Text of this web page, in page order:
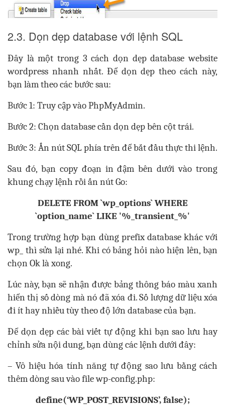
2.3. Dọn dẹp database với lệnh SQL
Đây là một trong 3 cách dọn dẹp database website
wordpress nhanh nhất. Để dọn dẹp theo cách này,
bạn làm theo các bước sau:
Bước 1: Truy cập vào PhpMyAdmin.
Bước 2: Chọn database cần dọn dẹp bên cột trái.
Bước 3: Ấn nút SQL phía trên để bắt đầu thực thi lệnh.
Sau đó, bạn copy đoạn in đậm bên dưới vào trong
khung chạy lệnh rồi ấn nút Go:
DELETE FROM `wp_options` WHERE
`option_name` LIKE '%_transient_%'
Trong trường hợp bạn dùng prefix database khác với
wp_ thì sửa lại nhé. Khi có bảng hỏi nào hiện lên, bạn
chọn Ok là xong.
Lúc này, bạn sẽ nhận được bảng thông báo màu xanh
hiển thị số dòng mà nó đã xóa đi. Số lượng dữ liệu xóa
đi ít hay nhiều tùy theo độ lớn database của bạn.
Để dọn dẹp các bài viết tự động khi bạn sao lưu hay
chỉnh sửa nội dung, bạn dùng các lệnh dưới đây:
– Vô hiệu hóa tính năng tự động sao lưu bằng cách
thêm dòng sau vào file wp-config.php:
define(‘WP_POST_REVISIONS’, false);